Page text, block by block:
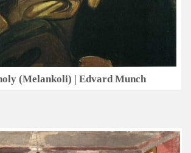
(Melankoli) | Edvard Munch